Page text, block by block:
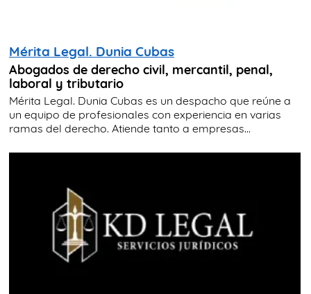
Mérita Legal. Dunia Cubas
Abogados de derecho civil, mercantil, penal,
laboral y tributario
Mérita Legal. Dunia Cubas es un despacho que reúne a
un equipo de profesionales con experiencia en varias
ramas del derecho. Atiende tanto a empresas...